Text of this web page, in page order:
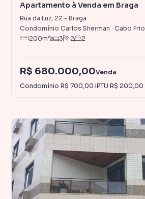
Apartamento à Venda em Braga
Rua da Luz, 22 - Braga
Condomínio Carlos Sherman · Cabo Frio
200m² 3 2 2
R$ 680.000,00Venda
Condomínio R$ 700,00·IPTU R$ 200,00